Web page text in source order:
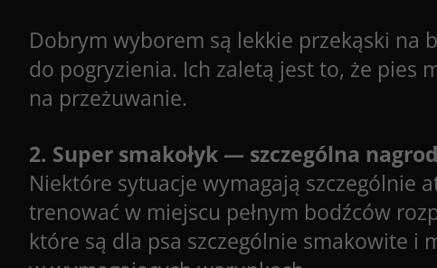
Dobrym wyborem są lekkie przekąski na
do pogryzienia. Ich zaletą jest to, że pies
na przeżuwanie.
2. Super smakołyk — szczególna
Niektóre sytuacje wymagają szczególnie
trenować w miejscu pełnym bodźców
które są dla psa szczególnie smakowite i